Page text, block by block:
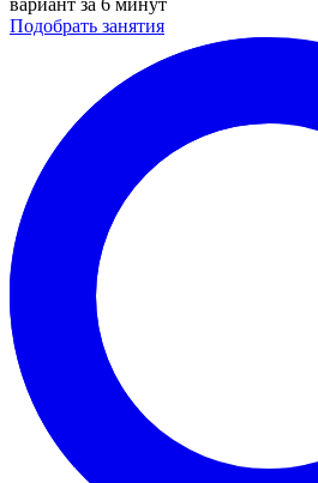
вариант за 6 минут
Подобрать занятия